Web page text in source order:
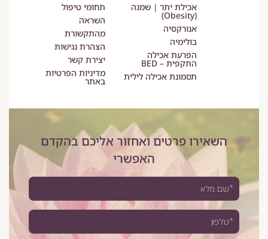
אכילת יתר | שמנה
(Obesity)
אנורקסיה
בולימיה
הפרעת אכילה
התקפית – BED
תסמונת אכילה לילית
תחומי טיפול
השראה
מהתקשורת
הצהרת נגישות
יצירת קשר
מדיניות הפרטיות
באתר
השאירו פרטים ואחזור אליכם בהקדם
האפשרי